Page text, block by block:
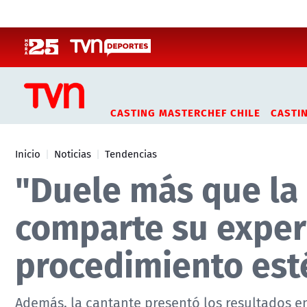
CASTING MASTERCHEF CHILE
Inicio Noticias Tendencias
"Duele más que la
comparte su
procedimiento
Además, la cantante presentó los resultados